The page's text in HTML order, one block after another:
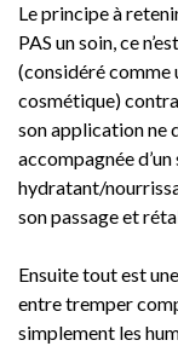
Le principe à
PAS un soin, ce
(considéré comme
cosmétique)
son application ne
accompagnée
hydratant/
son passage et
Ensuite tout est
entre tremper
simplement les